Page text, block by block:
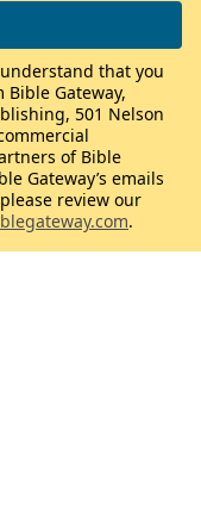
that you
Gateway,
501 Nelson
of Bible
Gateway’s emails
review our
.